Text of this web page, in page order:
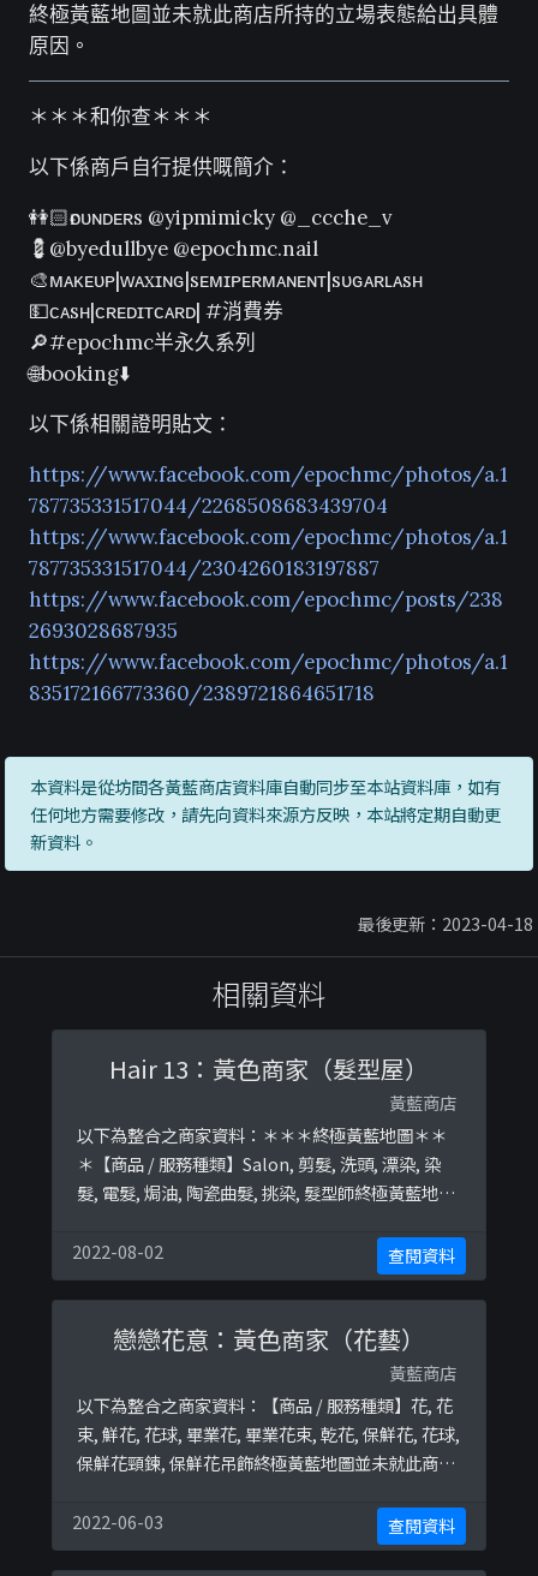
終極黃藍地圖並未就此商店所持的立場表態給出具體
原因。
＊＊＊和你查＊＊＊
以下係商戶自行提供嘅簡介：
👭🏻ғᴏᴜɴᴅᴇʀs @yipmimicky @_ccche_v
💈@byedullbye @epochmc.nail
🎨ᴍᴀᴋᴇᴜᴘ|ᴡᴀxɪɴɢ|sᴇᴍɪᴘᴇʀᴍᴀɴᴇɴᴛ|sᴜɢᴀʀʟᴀsʜ
💵ᴄᴀsʜ|ᴄʀᴇᴅɪᴛᴄᴀʀᴅ| #消費券
🔎#epochmc半永久系列
🌐booking⬇️
以下係相關證明貼文：
https://www.facebook.com/epochmc/photos/a.1
787735331517044/2268508683439704
https://www.facebook.com/epochmc/photos/a.1
787735331517044/2304260183197887
https://www.facebook.com/epochmc/posts/238
2693028687935
https://www.facebook.com/epochmc/photos/a.1
835172166773360/2389721864651718
本資料是從坊間各黃藍商店資料庫自動同步至本站資料庫，如有
任何地方需要修改，請先向資料來源方反映，本站將定期自動更
新資料。
最後更新：2023-04-18
相關資料
Hair 13：黃色商家（髮型屋）
黃藍商店
以下為整合之商家資料：＊＊＊終極黃藍地圖＊＊
＊【商品 / 服務種類】Salon, 剪髮, 洗頭, 漂染, 染
髮, 電髮, 焗油, 陶瓷曲髮, 挑染, 髮型師終極黃藍地圖
＊和你查＊＊＊以下係商戶自行提供嘅簡介：店鋪
名稱：Hair13地址：沙田石門安耀街5號W Luxe 商
業大廈3樓S 17室以下係相關證明貼文：
https://www.facebook.co ...
2022-08-02 查閱資料
戀戀花意：黃色商家（花藝）
黃藍商店
以下為整合之商家資料：【商品 / 服務種類】花, 花
束, 鮮花, 花球, 畢業花, 畢業花束, 乾花, 保鮮花, 花球,
保鮮花頸鍊, 保鮮花吊飾終極黃藍地圖並未就此商店
2022-06-03
查閱資料